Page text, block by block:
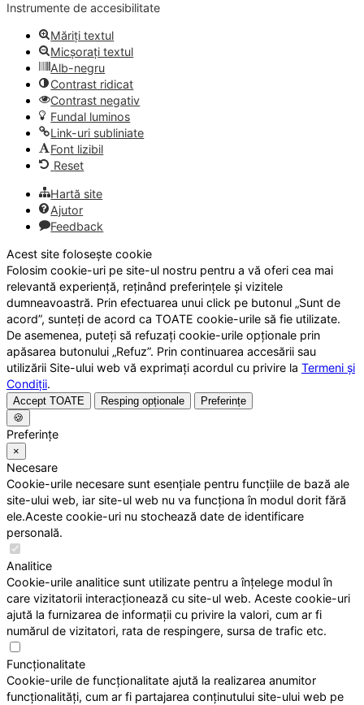
Instrumente de accesibilitate
Măriți textul
Micșorați textul
Alb-negru
Contrast ridicat
Contrast negativ
Fundal luminos
Link-uri subliniate
Font lizibil
Reset
Hartă site
Ajutor
Feedback
Acest site folosește cookie
Folosim cookie-uri pe site-ul nostru pentru a vă oferi cea mai
relevantă experiență, reținând preferințele și vizitele
dumneavoastră. Prin efectuarea unui click pe butonul „Sunt de
acord”, sunteți de acord ca TOATE cookie-urile să fie utilizate.
De asemenea, puteți să refuzați cookie-urile opționale prin
apăsarea butonului „Refuz”. Prin continuarea accesării sau
utilizării Site-ului web vă exprimați acordul cu privire la Termeni și
Condiții.
Accept TOATE Resping opționale
Preferințe
🍪
Preferințe
×
Necesare
Cookie-urile necesare sunt esențiale pentru funcțiile de bază ale
site-ului web, iar site-ul web nu va funcționa în modul dorit fără
ele.Aceste cookie-uri nu stochează date de identificare
personală.
Analitice
Cookie-urile analitice sunt utilizate pentru a înțelege modul în
care vizitatorii interacționează cu site-ul web. Aceste cookie-uri
ajută la furnizarea de informații cu privire la valori, cum ar fi
numărul de vizitatori, rata de respingere, sursa de trafic etc.
Funcționalitate
Cookie-urile de funcționalitate ajută la realizarea anumitor
funcționalități, cum ar fi partajarea conținutului site-ului web pe